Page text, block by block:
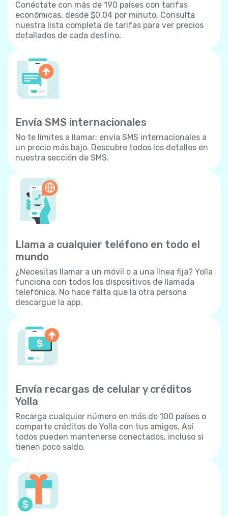
Conéctate con más de 190 países con tarifas
económicas, desde $0.04 por minuto. Consulta
nuestra lista completa de tarifas para ver precios
detallados de cada destino.
Envía SMS internacionales
No te limites a llamar: envía SMS internacionales a
un precio más bajo. Descubre todos los detalles en
nuestra sección de SMS.
Llama a cualquier teléfono en todo el
mundo
¿Necesitas llamar a un móvil o a una línea fija? Yolla
funciona con todos los dispositivos de llamada
telefónica. No hace falta que la otra persona
descargue la app.
Envía recargas de celular y créditos
Yolla
Recarga cualquier número en más de 100 países o
comparte créditos de Yolla con tus amigos. Así
todos pueden mantenerse conectados, incluso si
tienen poco saldo.